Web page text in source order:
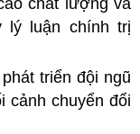
lý luận chính trị
triển đội ngũ
cảnh chuyển đổi